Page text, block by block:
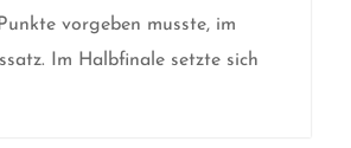
vorgeben musste, im
Im Halbfinale setzte sich